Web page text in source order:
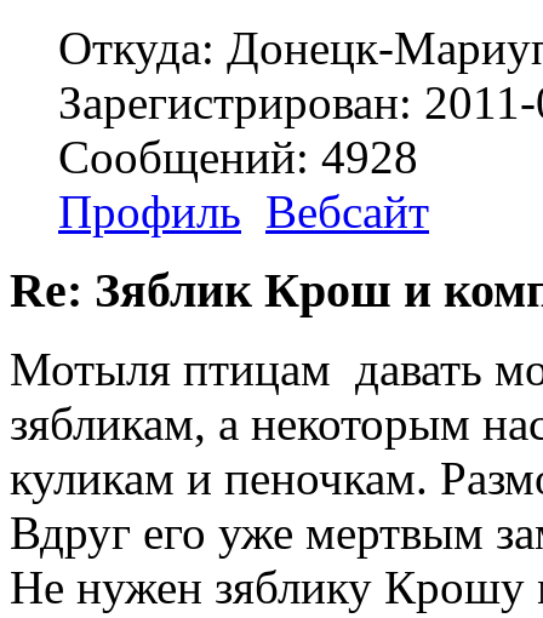
Откуда: Донецк-
Зарегистрирован:
Сообщений: 4928
Профиль Вебсайт
Re: Зяблик Крош и
Мотыля птицам давать
зябликам, а некоторым
куликам и пеночкам.
Вдруг его уже мертвым
Не нужен зяблику Крошу